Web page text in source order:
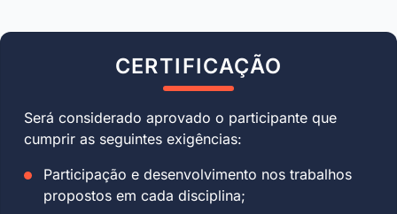
CERTIFICAÇÃO
Será considerado aprovado o participante que
cumprir as seguintes exigências:
Participação e desenvolvimento nos trabalhos
propostos em cada disciplina;